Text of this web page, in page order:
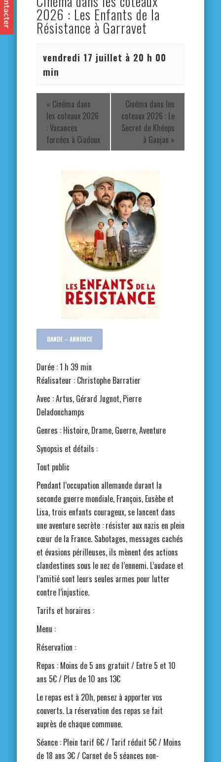
2026 : Les Enfants de la
Résistance à Garravet
vendredi 17 juillet à 20 h 00
min
« Cinéma dans
les coteaux 2026
: Vacances
forcées à Ciadoux
Cinéma dans les
coteaux 2026 : Le
Secret de Khéops
à Gaujan »
BANDE – ANNONCE
Durée : 1 h 39 min
Réalisateur : Christophe Barratier
Avec : Artus, Gérard Jugnot, Pierre
Deladonchamps
Genres : Histoire, Drame, Guerre, Aventure
Synopsis et détails :
Tout public
Pendant l’occupation allemande durant la
seconde guerre mondiale, François, Eusèbe et
Lisa, trois enfants courageux, se lancent dans
une aventure secrète : résister aux nazis en plein
cœur de la France. Sabotages, messages cachés
et évasions périlleuses, ils mènent des actions
clandestines sous le nez de l’ennemi. L’audace et
l’amitié sont leurs seules armes pour lutter
contre l’injustice.
Tarifs et horaires :
Menu :
Réservation :
Repas : Moins de 5 ans gratuit / Entre 5 et 10
ans 5€ / Plus de 10 ans 13€
Le repas est à 20h, pensez à apporter vos
couverts. La réservation des repas se fait
auprès de chaque commune.
Séance : Plein tarif 6€ / Tarif réduit 5€ / Moins
de 18 ans 3€ / Carnet de 5 séances non-